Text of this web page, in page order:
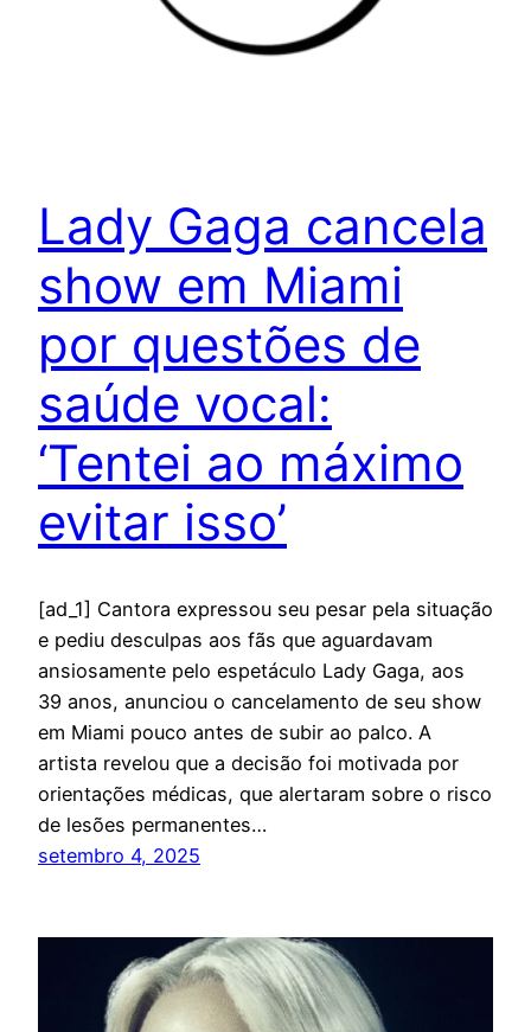
Lady Gaga cancela
show em Miami
por questões de
saúde vocal:
‘Tentei ao máximo
evitar isso’
[ad_1] Cantora expressou seu pesar pela situação
e pediu desculpas aos fãs que aguardavam
ansiosamente pelo espetáculo Lady Gaga, aos
39 anos, anunciou o cancelamento de seu show
em Miami pouco antes de subir ao palco. A
artista revelou que a decisão foi motivada por
orientações médicas, que alertaram sobre o risco
de lesões permanentes…
setembro 4, 2025